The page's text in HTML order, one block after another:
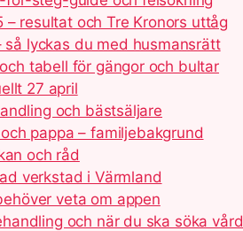
resultat och Tre Kronors uttåg
lyckas du med husmansrätt
tabell för gängor och bultar
27 april
och bästsäljare
pappa – familjebakgrund
och råd
verkstad i Värmland
veta om appen
och när du ska söka vård